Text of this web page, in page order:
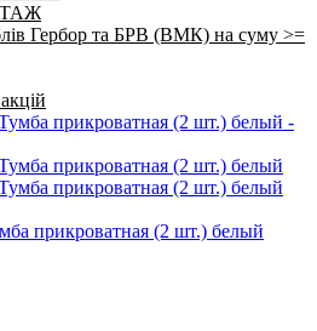
Гербор та БРВ (ВМК) на суму >=
прикроватная (2 шт.) белый